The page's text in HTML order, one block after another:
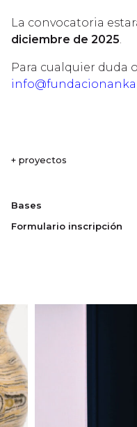
La convocatoria
diciembre de 2025.
Para cualquier duda
+ proyectos
Bases
Formulario inscripción